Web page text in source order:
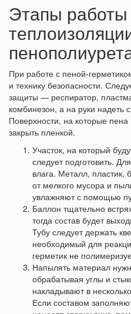
Этапы работы
При работе с пеной-
и технику безопасности.
защиты — респиратор,
комбинезон, а на руки надеть
Поверхности, на которые
закрыть пленкой.
Участок, на который
следует подготовить.
влага. Металл,
от мелкого мусора и
увлажняют с помощью
Баллон тщательно
тогда состав будет
Тубу следует держать
необходимый для
герметик не
Напылять материал
обрабатывая углы и
накладывают в
Если составом